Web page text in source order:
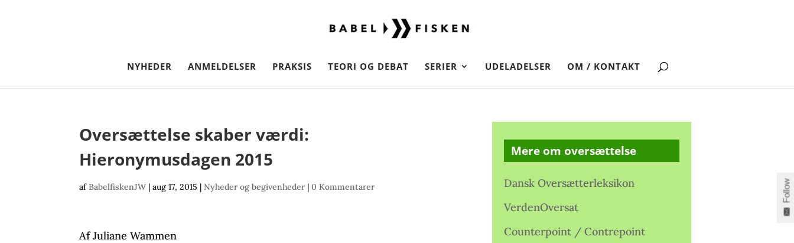
NYHEDER ANMELDELSER PRAKSIS TEORI OG DEBAT SERIER UDELADELSER OM / KONTAKT
Oversættelse skaber værdi:
Hieronymusdagen 2015
afBabelfiskenJW |aug 17, 2015 |Nyheder og begivenheder |0 Kommentarer
Af Juliane Wammen
Mere om oversættelse
Dansk Oversætterleksikon
VerdenOversat
Counterpoint / Contrepoint
Follow